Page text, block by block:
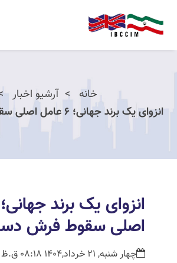
خانه
آرشیو اخبار
انزوای یک برند جهانی؛ ۶ عامل اصلی سقوط فرش دستباف
اصلی سقوط فرش
چهار شنبه, 21 خرداد,1404 08:18 ق.ظ